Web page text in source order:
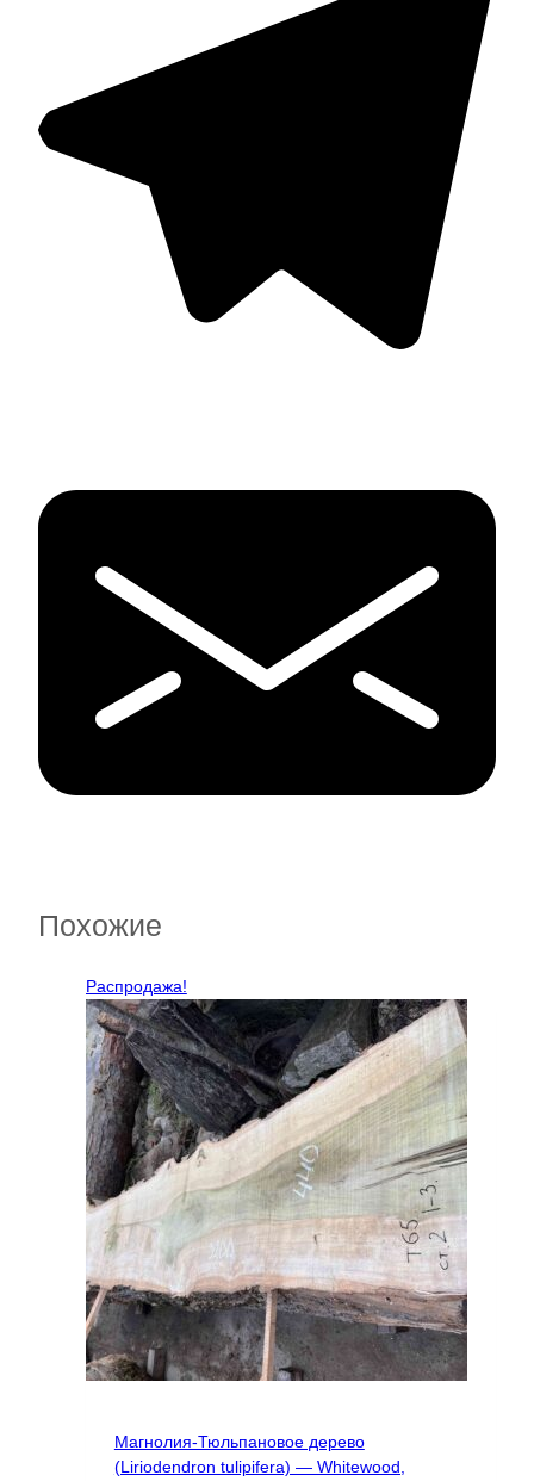
Похожие
Распродажа!
Магнолия-Тюльпановое дерево
(Liriodendron tulipifera) — Whitewood,